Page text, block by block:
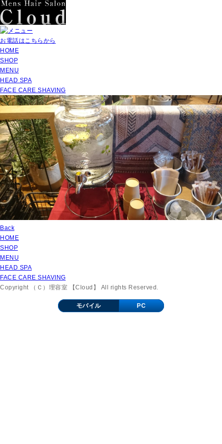
お電話はこちらから
HOME
SHOP
MENU
HEAD SPA
FACE CARE SHAVING
Back
HOME
SHOP
MENU
HEAD SPA
FACE CARE SHAVING
Copyright （Ｃ）理容室 【Cloud】 All rights Reserved.
モバイル PC